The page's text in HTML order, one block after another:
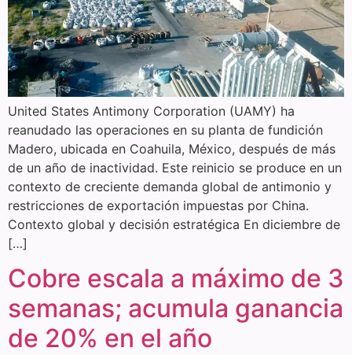
United States Antimony Corporation (UAMY) ha
reanudado las operaciones en su planta de fundición
Madero, ubicada en Coahuila, México, después de más
de un año de inactividad. Este reinicio se produce en un
contexto de creciente demanda global de antimonio y
restricciones de exportación impuestas por China.
Contexto global y decisión estratégica En diciembre de
[…]
Cobre escala a máximo de 3
semanas; acumula ganancia
de 20% en el año